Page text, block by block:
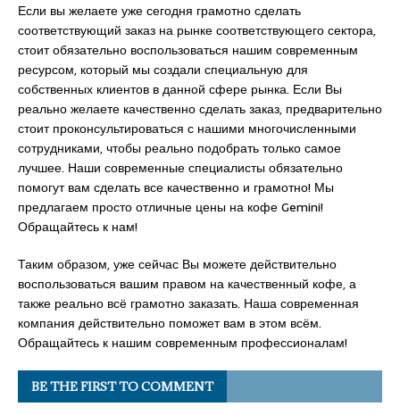
Если вы желаете уже сегодня грамотно сделать
соответствующий заказ на рынке соответствующего сектора,
стоит обязательно воспользоваться нашим современным
ресурсом, который мы создали специальную для
собственных клиентов в данной сфере рынка. Если Вы
реально желаете качественно сделать заказ, предварительно
стоит проконсультироваться с нашими многочисленными
сотрудниками, чтобы реально подобрать только самое
лучшее. Наши современные специалисты обязательно
помогут вам сделать все качественно и грамотно! Мы
предлагаем просто отличные цены на кофе Gemini!
Обращайтесь к нам!
Таким образом, уже сейчас Вы можете действительно
воспользоваться вашим правом на качественный кофе, а
также реально всё грамотно заказать. Наша современная
компания действительно поможет вам в этом всём.
Обращайтесь к нашим современным профессионалам!
BE THE FIRST TO COMMENT